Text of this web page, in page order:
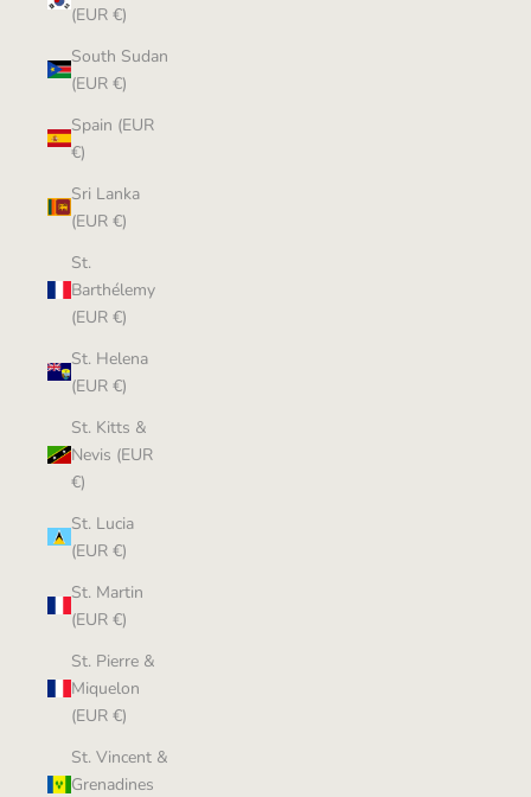
(EUR €)
South Sudan
(EUR €)
Spain (EUR
€)
Sri Lanka
(EUR €)
St.
Barthélemy
(EUR €)
St. Helena
(EUR €)
St. Kitts &
Nevis (EUR
€)
St. Lucia
(EUR €)
St. Martin
(EUR €)
St. Pierre &
Miquelon
(EUR €)
St. Vincent &
Grenadines